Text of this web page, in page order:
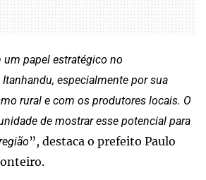
papel estratégico no
especialmente por sua
rural e com os produtores locais. O
de mostrar esse potencial para
”, destaca o prefeito Paulo